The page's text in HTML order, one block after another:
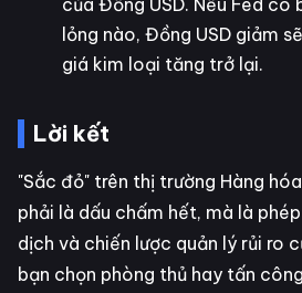
của Đồng USD. Nếu Fed có
lỏng nào, Đồng USD giảm
giá kim loại tăng trở lại.
Lời kết
"Sắc đỏ" trên thị trường Hàng
phải là dấu chấm hết, mà là
dịch và chiến lược quản lý rủi ro
bạn chọn phòng thủ hay tấn